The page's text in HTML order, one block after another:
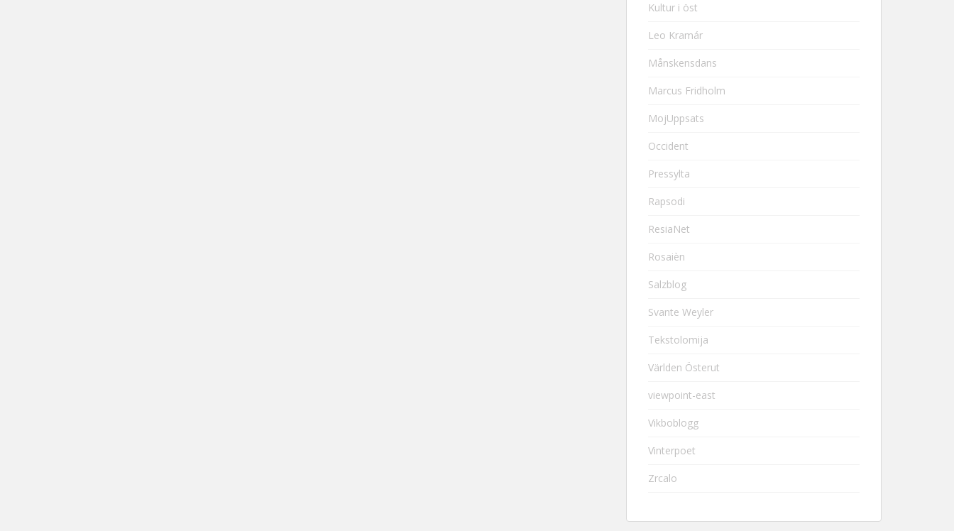
Kultur i öst
Leo Kramár
Månskensdans
Marcus Fridholm
MojUppsats
Occident
Pressylta
Rapsodi
ResiaNet
Rosaièn
Salzblog
Svante Weyler
Tekstolomija
Världen Österut
viewpoint-east
Vikboblogg
Vinterpoet
Zrcalo